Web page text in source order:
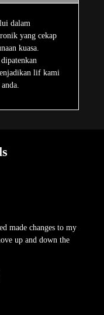
dalam
yang cekap
kuasa.
lif kami
made changes to my
up and down the